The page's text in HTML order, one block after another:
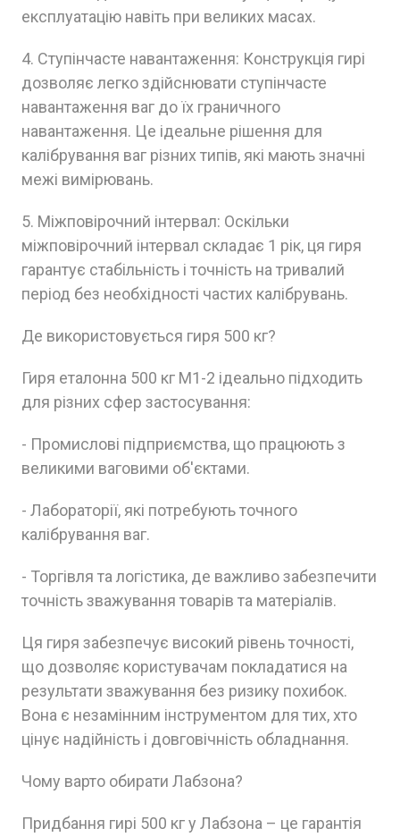
експлуатацію навіть при великих масах.
4. Ступінчасте навантаження: Конструкція гирі
дозволяє легко здійснювати ступінчасте
навантаження ваг до їх граничного
навантаження. Це ідеальне рішення для
калібрування ваг різних типів, які мають значні
межі вимірювань.
5. Міжповірочний інтервал: Оскільки
міжповірочний інтервал складає 1 рік, ця гиря
гарантує стабільність і точність на тривалий
період без необхідності частих калібрувань.
Де використовується гиря 500 кг?
Гиря еталонна 500 кг M1-2 ідеально підходить
для різних сфер застосування:
- Промислові підприємства, що працюють з
великими ваговими об'єктами.
- Лабораторії, які потребують точного
калібрування ваг.
- Торгівля та логістика, де важливо забезпечити
точність зважування товарів та матеріалів.
Ця гиря забезпечує високий рівень точності,
що дозволяє користувачам покладатися на
результати зважування без ризику похибок.
Вона є незамінним інструментом для тих, хто
цінує надійність і довговічність обладнання.
Чому варто обирати Лабзона?
Придбання гирі 500 кг у Лабзона – це гарантія